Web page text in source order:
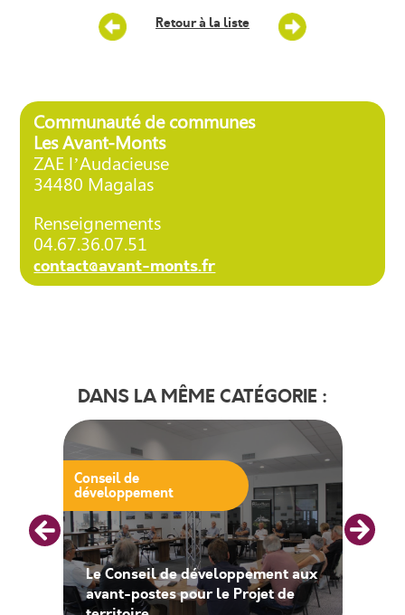
Retour à la liste
Communauté de communes
Les Avant-Monts
ZAE l’Audacieuse
34480 Magalas
Renseignements
04.67.36.07.51
contact@avant-monts.fr
DANS LA MÊME CATÉGORIE :
Le Conseil de développement aux
avant-postes pour le Projet de
Conseil de
développement